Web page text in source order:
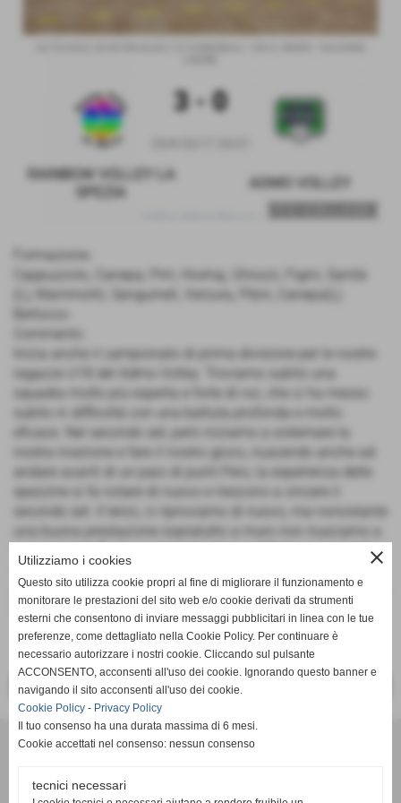
Formazione:
Cappuzzolo, Canepa, Pirri, Hoxhaj, Ghiozzi, Figini, Sanità
(L), Mammoliti, Sanguineti, Verzura, Pibiri, Canepa(L)
Commento
Inizia anche il campionato di prima divisione per le nostre
ragazze U18 del Admo Volley. Troviamo subito una
squadra molto più esperta e forte di noi, che ci ha messo
subito in difficoltà con una battuta profonda e molto
eficace. Nel secondo set, però iniziamo a sistemare la
nostra ricezione e fare il nostro gioco, riuscendo anche ad
andare avanti di un paio di punti.Pero, la esperienza delle
spezzine si fa notare di nuovo e riescono a vincere il
secondo set. Il terzo, ci riproviamo di nuovo, ma nonostante
una buona prestazione sopratutto a muro non riusciamo a
vincere il set. È un campionato duro e difficile per le nostre
ragazze, ma questo vuol dire che dobbiamo tornare in
palestra più cattive e con più voglia di allenarci per crescere
insieme.
<< PRECEDENTE
close
Utilizziamo i cookies
Questo sito utilizza cookie propri al fine di migliorare il funzionamento e
monitorare le prestazioni del sito web e/o cookie derivati da strumenti
esterni che consentono di inviare messaggi pubblicitari in linea con le tue
preferenze, come dettagliato nella Cookie Policy. Per continuare è
necessario autorizzare i nostri cookie. Cliccando sul pulsante
ACCONSENTO, acconsenti all'uso dei cookie. Ignorando questo banner e
navigando il sito acconsenti all'uso dei cookie.
Cookie Policy - Privacy Policy
Il tuo consenso ha una durata massima di 6 mesi.
Cookie accettati nel consenso: nessun consenso
tecnici necessari